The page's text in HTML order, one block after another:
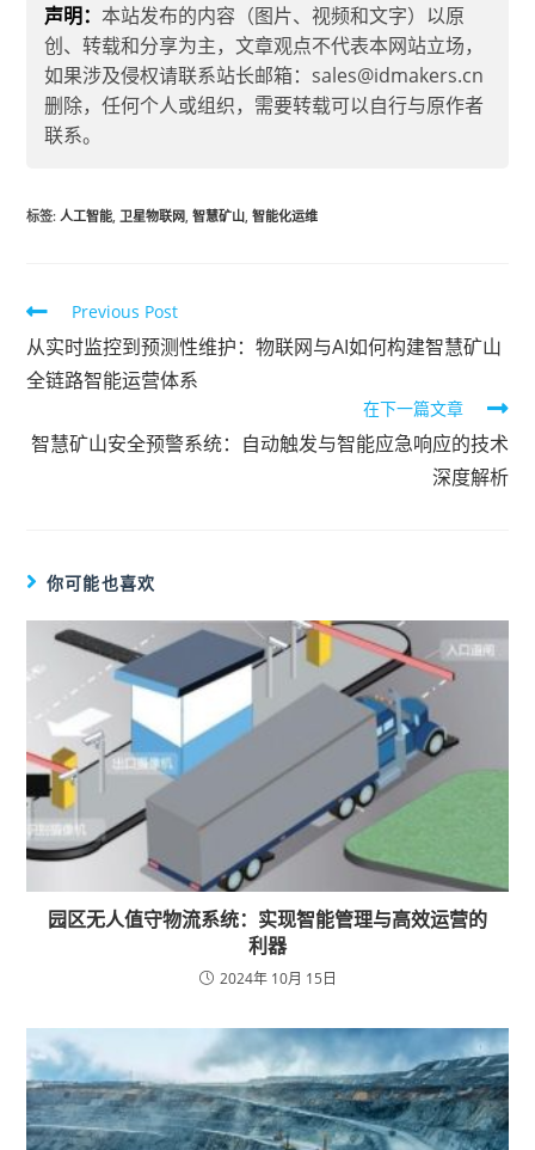
声明：本站发布的内容（图片、视频和文字）以原
创、转载和分享为主，文章观点不代表本网站立场，
如果涉及侵权请联系站长邮箱：sales@idmakers.cn
删除，任何个人或组织，需要转载可以自行与原作者
联系。
标签: 人工智能 卫星物联网 智慧矿山 智能化运维
Previous Post
从实时监控到预测性维护：物联网与AI如何构建智慧矿山
全链路智能运营体系
在下一篇文章
智慧矿山安全预警系统：自动触发与智能应急响应的技术
深度解析
你可能也喜欢
园区无人值守物流系统：实现智能管理与高效运营的
利器
2024年 10月 15日